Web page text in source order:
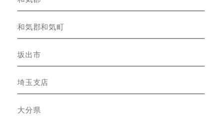
和気郡和気町
坂出市
埼玉支店
大分県